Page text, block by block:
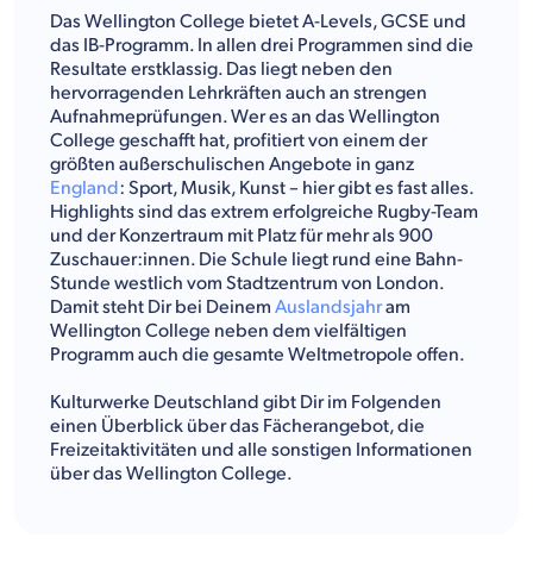
Das Wellington College bietet A-Levels, GCSE und
das IB-Programm. In allen drei Programmen sind die
Resultate erstklassig. Das liegt neben den
hervorragenden Lehrkräften auch an strengen
Aufnahmeprüfungen. Wer es an das Wellington
College geschafft hat, profitiert von einem der
größten außerschulischen Angebote in ganz
England: Sport, Musik, Kunst – hier gibt es fast alles.
Highlights sind das extrem erfolgreiche Rugby-Team
und der Konzertraum mit Platz für mehr als 900
Zuschauer:innen. Die Schule liegt rund eine Bahn-
Stunde westlich vom Stadtzentrum von London.
Damit steht Dir bei Deinem Auslandsjahram
Wellington College neben dem vielfältigen
Programm auch die gesamte Weltmetropole offen.
Kulturwerke Deutschland gibt Dir im Folgenden
einen Überblick über das Fächerangebot, die
Freizeitaktivitäten und alle sonstigen Informationen
über das Wellington College.